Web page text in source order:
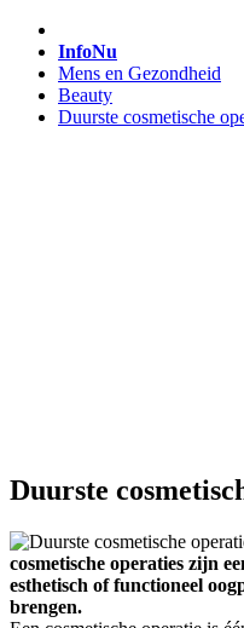
InfoNu
Mens en Gezondheid
Beauty
Duurste cosmetische
Duurste
cosmetische operaties zijn
esthetisch of functioneel
brengen.